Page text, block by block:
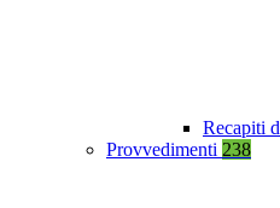
Recapiti
Provvedimenti 238